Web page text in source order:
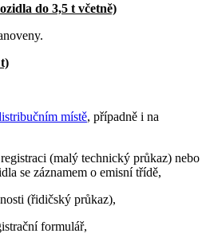
do 3,5 t včetně)
místě, případně i na
(malý technický průkaz) nebo
se záznamem o emisní třídě,
(řidičský průkaz),
formulář,